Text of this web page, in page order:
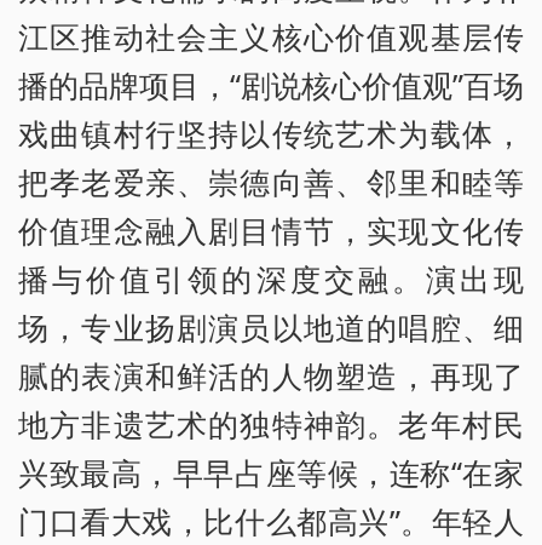
江区推动社会主义核心价值观基层传
播的品牌项目，“剧说核心价值观”百场
戏曲镇村行坚持以传统艺术为载体，
把孝老爱亲、崇德向善、邻里和睦等
价值理念融入剧目情节，实现文化传
播与价值引领的深度交融。演出现
场，专业扬剧演员以地道的唱腔、细
腻的表演和鲜活的人物塑造，再现了
地方非遗艺术的独特神韵。老年村民
兴致最高，早早占座等候，连称“在家
门口看大戏，比什么都高兴”。年轻人